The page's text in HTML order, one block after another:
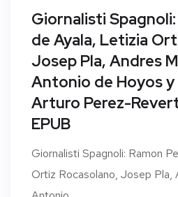
Giornalisti
de Ayala, Letizia
Josep Pla, Andres
Antonio de Hoyos
Arturo Perez-
EPUB
Giornalisti Spagnoli: Ramon
Ortiz Rocasolano, Josep Pla,